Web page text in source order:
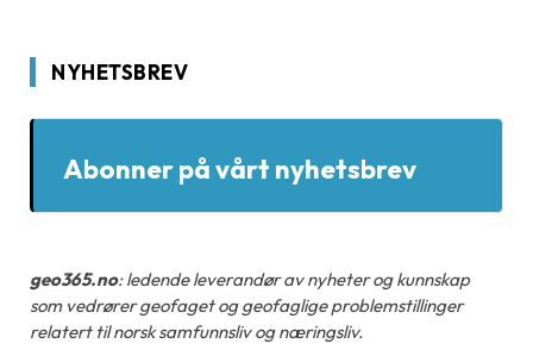
NYHETSBREV
Abonner på vårt nyhetsbrev
geo365.no: ledende leverandør av nyheter og kunnskap
som vedrører geofaget og geofaglige problemstillinger
relatert til norsk samfunnsliv og næringsliv.